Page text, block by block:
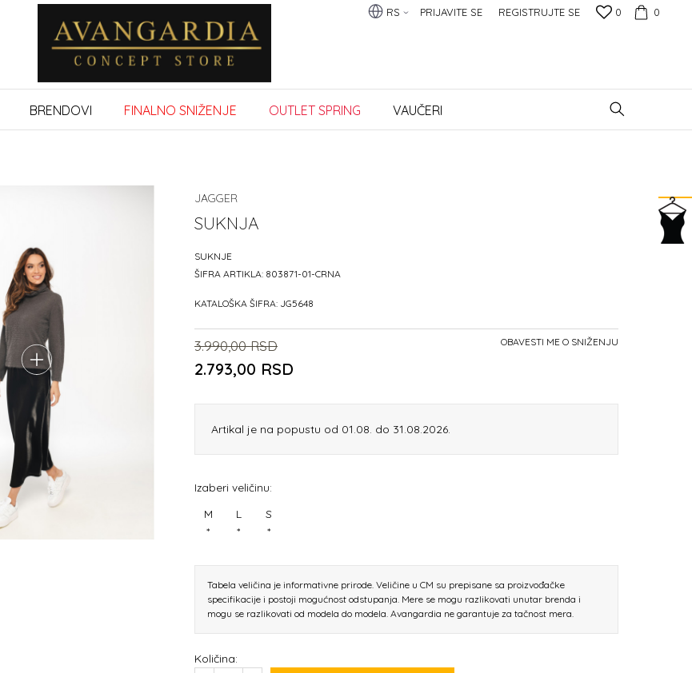
0
0
PRIJAVITE SE REGISTRUJTE SE
RS
BRENDOVI FINALNO SNIŽENJE OUTLET SPRING VAUČERI
JAGGER
SUKNJA
SUKNJE
ŠIFRA ARTIKLA: 803871-01-CRNA
KATALOŠKA ŠIFRA: JG5648
3.990,00 RSD
2.793,00 RSD
OBAVESTI ME O SNIŽENJU
Artikal je na popustu od 01.08. do 31.08.2026.
Izaberi veličinu:
M
*
L
*
S
*
Tabela veličina je informativne prirode. Veličine u CM su prepisane sa proizvođačke
specifikacije i postoji mogućnost odstupanja. Mere se mogu razlikovati unutar brenda i
mogu se razlikovati od modela do modela. Avangardia ne garantuje za tačnost mera.
Količina: